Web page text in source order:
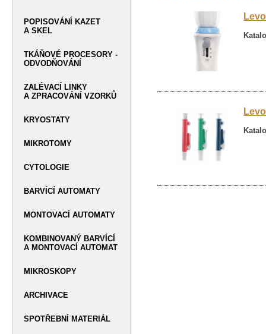
Levo
POPISOVÁNÍ KAZET
A SKEL
TKÁŇOVÉ PROCESORY -
ODVODŇOVÁNÍ
ZALÉVACÍ LINKY
A ZPRACOVÁNÍ VZORKŮ
KRYOSTATY
MIKROTOMY
CYTOLOGIE
BARVÍCÍ AUTOMATY
MONTOVACÍ AUTOMATY
KOMBINOVANÝ BARVÍCÍ
A MONTOVACÍ AUTOMAT
MIKROSKOPY
ARCHIVACE
SPOTŘEBNÍ MATERIÁL